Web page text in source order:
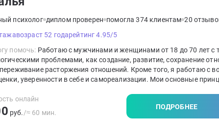
психолог диплом проверен помогла 374 клиентам 20
возраст 52 годарейтинг 4.95/5
помочь: Работаю с мужчинами и женщинами от 18 до 70 лет с
проблемами, как создание, развитие, сохранение
расторжения отношений. Кроме того, я работаю с
уверенности в себе и самореализации. Мои основные
к его потенциалу, способствование его раскрытию.
онлайн
руб./≈ 60 мин.
ПОДРОБНЕЕ